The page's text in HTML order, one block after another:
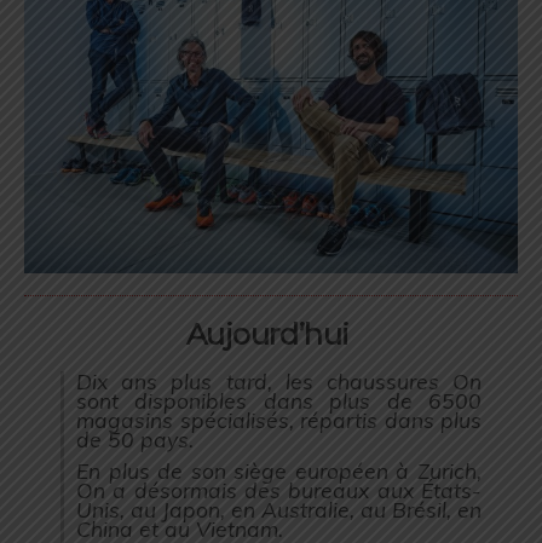
Aujourd’hui
Dix ans plus tard, les chaussures On
sont disponibles dans plus de 6500
magasins spécialisés, répartis dans plus
de 50 pays.
En plus de son siège européen à Zurich,
On a désormais des bureaux aux États-
Unis, au Japon, en Australie, au Brésil, en
China et au Vietnam.